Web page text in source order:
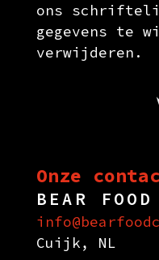
ons
gegevens te
verwijderen.
Onze
BEAR
Cuijk, NL